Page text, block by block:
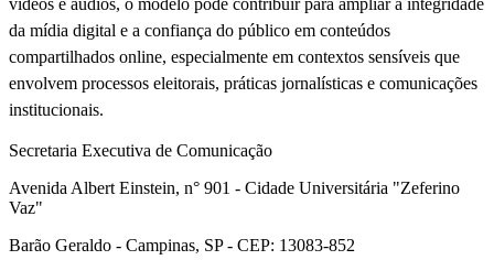
vídeos e áudios, o modelo pode contribuir para ampliar a integridade
da mídia digital e a confiança do público em conteúdos
compartilhados online, especialmente em contextos sensíveis que
envolvem processos eleitorais, práticas jornalísticas e comunicações
institucionais.
Secretaria Executiva de Comunicação
Avenida Albert Einstein, n° 901 - Cidade Universitária "Zeferino
Vaz"
Barão Geraldo - Campinas, SP - CEP: 13083-852